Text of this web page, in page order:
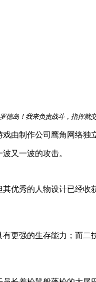
德岛！我来负责战斗，指挥就
由制作公司鹰角网络独
又一波的攻击。
优秀的人物设计已经
更强的生存能力；而